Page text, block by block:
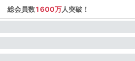
総会員数1600万人突破！